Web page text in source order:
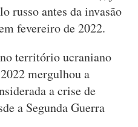
russo antes da invasão
fevereiro de 2022.
território ucraniano
mergulhou a
a crise de
a Segunda Guerra